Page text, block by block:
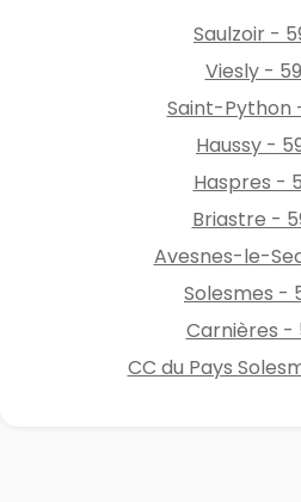
Saulzoir -
Viesly -
Saint-Python
Haussy -
Haspres -
Briastre -
Avesnes-le-
Solesmes -
Carnières -
CC du Pays